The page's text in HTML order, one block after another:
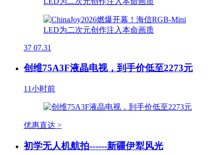
37 07.31
创维75A3F液晶电视，到手价低至2273元
11小时前
优惠直达 >
初学无人机航拍------新疆伊犁风光